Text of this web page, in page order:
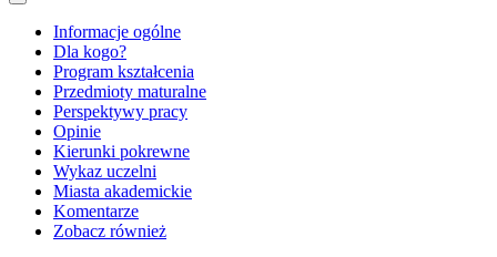
Informacje ogólne
Dla kogo?
Program kształcenia
Przedmioty maturalne
Perspektywy pracy
Opinie
Kierunki pokrewne
Wykaz uczelni
Miasta akademickie
Komentarze
Zobacz również